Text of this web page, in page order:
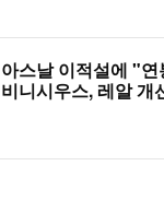
아스날 이적설에 "
비니시우스, 레알 개